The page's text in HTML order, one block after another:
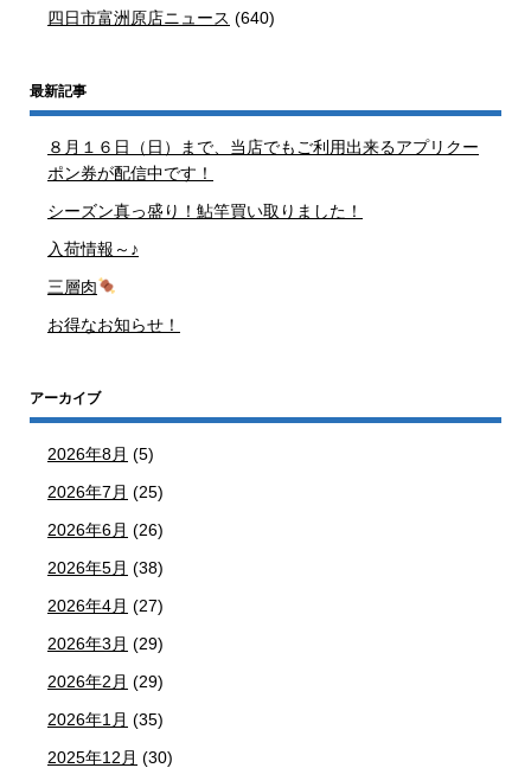
四日市富洲原店ニュース (640)
最新記事
８月１６日（日）まで、当店でもご利用出来るアプリクー
ポン券が配信中です！
シーズン真っ盛り！鮎竿買い取りました！
入荷情報～♪
三層肉
お得なお知らせ！
アーカイブ
2026年8月 (5)
2026年7月 (25)
2026年6月 (26)
2026年5月 (38)
2026年4月 (27)
2026年3月 (29)
2026年2月 (29)
2026年1月 (35)
2025年12月 (30)